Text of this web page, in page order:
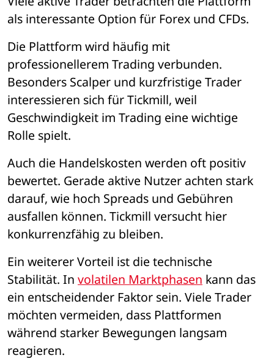
als interessante Option für Forex und CFDs.
Die Plattform wird häufig mit
professionellerem Trading verbunden.
Besonders Scalper und kurzfristige Trader
interessieren sich für Tickmill, weil
Geschwindigkeit im Trading eine wichtige
Rolle spielt.
Auch die Handelskosten werden oft positiv
bewertet. Gerade aktive Nutzer achten stark
darauf, wie hoch Spreads und Gebühren
ausfallen können. Tickmill versucht hier
konkurrenzfähig zu bleiben.
Ein weiterer Vorteil ist die technische
Stabilität. In volatilen Marktphasen kann das
ein entscheidender Faktor sein. Viele Trader
möchten vermeiden, dass Plattformen
während starker Bewegungen langsam
reagieren.